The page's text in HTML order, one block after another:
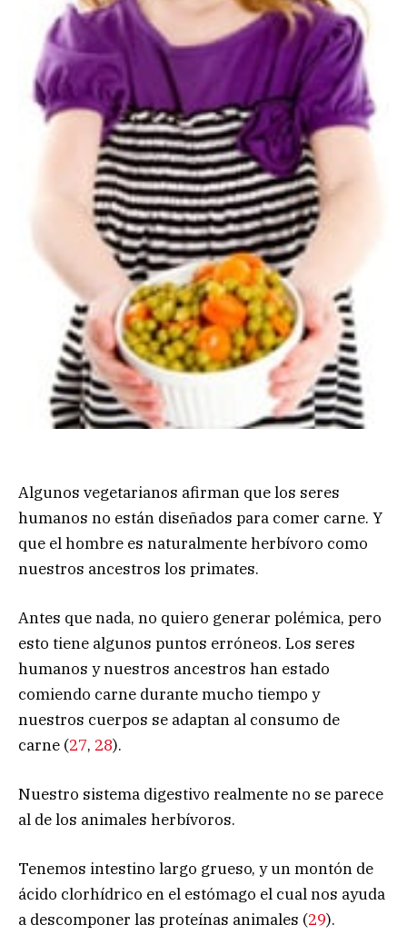
Algunos vegetarianos afirman que los seres
humanos no están diseñados para comer carne. Y
que el hombre es naturalmente herbívoro como
nuestros ancestros los primates.
Antes que nada, no quiero generar polémica, pero
esto tiene algunos puntos erróneos. Los seres
humanos y nuestros ancestros han estado
comiendo carne durante mucho tiempo y
nuestros cuerpos se adaptan al consumo de
carne (27, 28).
Nuestro sistema digestivo realmente no se parece
al de los animales herbívoros.
Tenemos intestino largo grueso, y un montón de
ácido clorhídrico en el estómago el cual nos ayuda
a descomponer las proteínas animales (29).